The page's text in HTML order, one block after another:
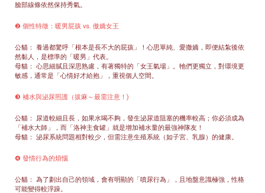
臉部線條依然保持秀氣。
❷ 個性特徵：暖男屁孩 vs. 傲嬌女王
公貓： 養過都驚呼「根本是長不大的屁孩」！心思單純、愛撒嬌，即便結紮後依
然黏人，是標準的「暖男」代表。
母貓： 心思細膩且深思熟慮，有著獨特的「女王氣場」。牠們更獨立，對環境更
敏感，通常是「心情好才給抱」，重視個人空間。
❸ 補水與泌尿照護（拔麻～最需注意！)
公貓： 尿道較細且長，如果水喝不夠，發生泌尿道阻塞的機率較高；你必須成為
「補水大師」，而「洛神主食罐」就是增加補水量的最強神隊友！
母貓： 泌尿系統問題相對較少，但需注意生殖系統（如子宮、乳腺）的健康。
❹ 發情行為的煩惱
公貓： 為了劃出自己的領域，會有明顯的「噴尿行為」，且地盤意識極強，性格
可能變得較浮躁。